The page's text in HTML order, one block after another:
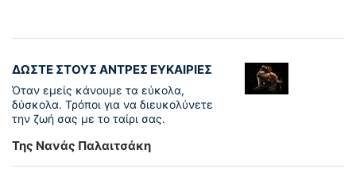
ΔΩΣΤΕ ΣΤΟΥΣ ΑΝΤΡΕΣ ΕΥΚΑΙΡΙΕΣ
Όταν εμείς κάνουμε τα εύκολα,
δύσκολα. Τρόποι για να διευκολύνετε
την ζωή σας με το ταίρι σας.
Της Νανάς Παλαιτσάκη